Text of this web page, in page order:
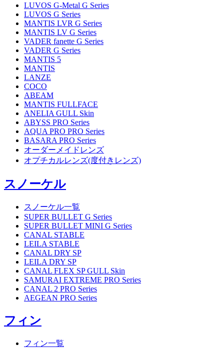
LUVOS G-Metal G Series
LUVOS G Series
MANTIS LVR G Series
MANTIS LV G Series
VADER fanette G Series
VADER G Series
MANTIS 5
MANTIS
LANZE
COCO
ABEAM
MANTIS FULLFACE
ANELIA GULL Skin
ABYSS PRO Series
AQUA PRO PRO Series
BASARA PRO Series
オーダーメイドレンズ
オプチカルレンズ(度付きレンズ)
スノーケル
スノーケル一覧
SUPER BULLET G Series
SUPER BULLET MINI G Series
CANAL STABLE
LEILA STABLE
CANAL DRY SP
LEILA DRY SP
CANAL FLEX SP GULL Skin
SAMURAI EXTREME PRO Series
CANAL 2 PRO Series
AEGEAN PRO Series
フィン
フィン一覧